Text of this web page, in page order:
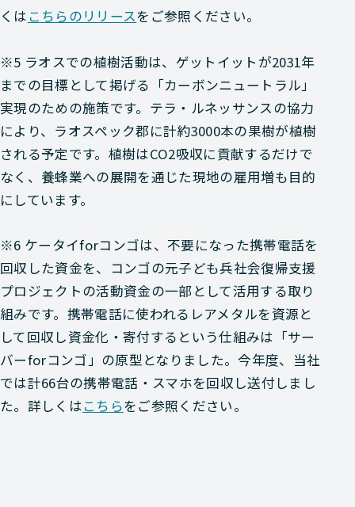
くは こちらのリリースをご参照ください。
※5 ラオスでの植樹活動は、ゲットイットが2031年
までの目標として掲げる「カーボンニュートラル」
実現のための施策です。テラ・ルネッサンスの協力
により、ラオスペック郡に計約3000本の果樹が植樹
される予定です。植樹はCO2吸収に貢献するだけで
なく、養蜂業への展開を通じた現地の雇用増も目的
にしています。
※6 ケータイforコンゴは、不要になった携帯電話を
回収した資金を、コンゴの元子ども兵社会復帰支援
プロジェクトの活動資金の一部として活用する取り
組みです。携帯電話に使われるレアメタルを資源と
して回収し資金化・寄付するという仕組みは「サー
バーforコンゴ」の原型となりました。今年度、当社
では計66台の携帯電話・スマホを回収し送付しまし
た。詳しくはこちらをご参照ください。